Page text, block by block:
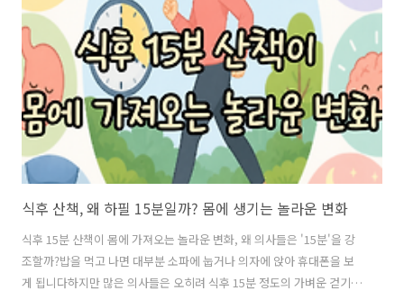
서 부모가 분명한 기준을 알려주는 것은 아이에게 안정감을 주는 과정이
기도 합니다문제는소리를 지르거나아이를 비난하거나창피를 주는 방식
입니다행동은 막되 아이의 존재를 부정하지 않는 것이 중요합니다아이
기를 죽이는 말은 따로 있습..
식후 산책, 왜 하필 15분일까? 몸에 생기는 놀라운 변화
식후 15분 산책이 몸에 가져오는 놀라운 변화, 왜 의사들은 '15분'을 강
조할까?밥을 먹고 나면 대부분 소파에 눕거나 의자에 앉아 휴대폰을 보
게 됩니다하지만 많은 의사들은 오히려 식후 15분 정도의 가벼운 걷기를